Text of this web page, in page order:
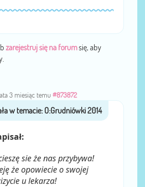
zarejestruj się na forumsię, aby
3 miesiąc temu #873872
przezEnvee
sie że nas przybywa!
że opowiecie o swojej
u lekarza!